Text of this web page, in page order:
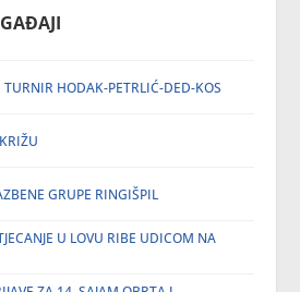
HODAK-PETRLIĆ-DED-KOS
GRUPE RINGIŠPIL
U LOVU RIBE UDICOM NA